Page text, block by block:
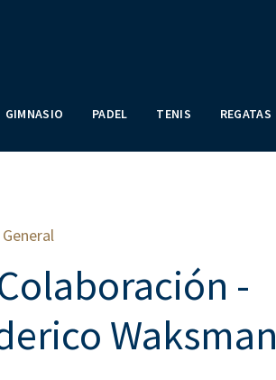
GIMNASIO PADEL TENIS REGATAS
General
-
Waksman